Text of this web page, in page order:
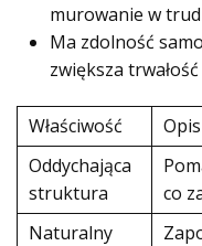
murowanie w
Ma zdolność
zwiększa
Właściwość
Opis
Oddychająca
struktura
co
Naturalny